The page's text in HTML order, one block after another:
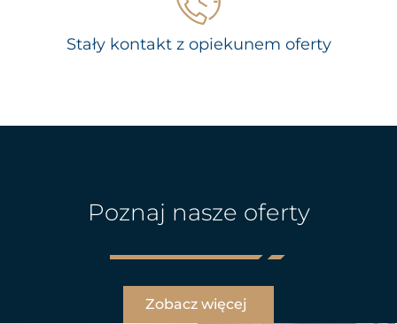
Stały kontakt z opiekunem oferty
Poznaj nasze oferty
Zobacz więcej